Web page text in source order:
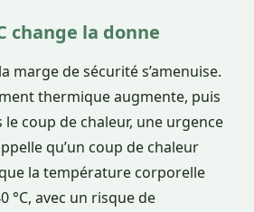
change la donne
marge de sécurité s’amenuise.
thermique augmente, puis
coup de chaleur, une urgence
qu’un coup de chaleur
la température corporelle
°C, avec un risque de